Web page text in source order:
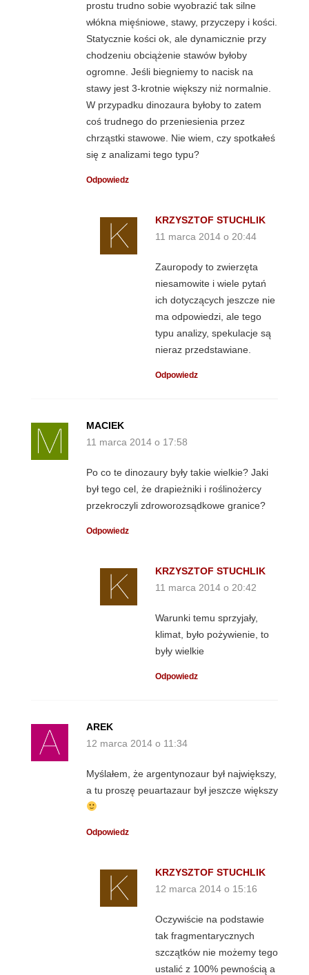
prostu trudno sobie wyobrazić tak silne
włókna mięśniowe, stawy, przyczepy i kości.
Statycznie kości ok, ale dynamicznie przy
chodzeniu obciążenie stawów byłoby
ogromne. Jeśli biegniemy to nacisk na
stawy jest 3-krotnie większy niż normalnie.
W przypadku dinozaura byłoby to zatem
coś trudnego do przeniesienia przez
chrząstki stawowe. Nie wiem, czy spotkałeś
się z analizami tego typu?
Odpowiedz
KRZYSZTOF STUCHLIK
11 marca 2014 o 20:44
Zauropody to zwierzęta
niesamowite i wiele pytań
ich dotyczących jeszcze nie
ma odpowiedzi, ale tego
typu analizy, spekulacje są
nieraz przedstawiane.
Odpowiedz
MACIEK
11 marca 2014 o 17:58
Po co te dinozaury były takie wielkie? Jaki
był tego cel, że drapieżniki i roślinożercy
przekroczyli zdroworozsądkowe granice?
Odpowiedz
KRZYSZTOF STUCHLIK
11 marca 2014 o 20:42
Warunki temu sprzyjały,
klimat, było pożywienie, to
były wielkie
Odpowiedz
AREK
12 marca 2014 o 11:34
Myślałem, że argentynozaur był największy,
a tu proszę peuartazaur był jeszcze większy
Odpowiedz
KRZYSZTOF STUCHLIK
12 marca 2014 o 15:16
Oczywiście na podstawie
tak fragmentarycznych
szczątków nie możemy tego
ustalić z 100% pewnością a